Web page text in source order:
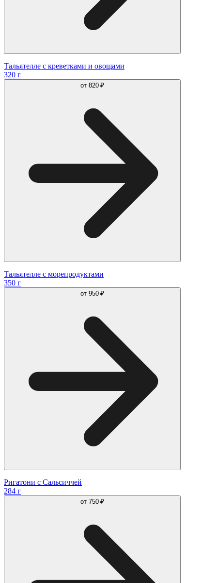
Тальятелле с креветками и овощами
320 г
от 820 ₽
Тальятелле с морепродуктами
350 г
от 950 ₽
Ригатони с Сальсиччей
284 г
от 750 ₽